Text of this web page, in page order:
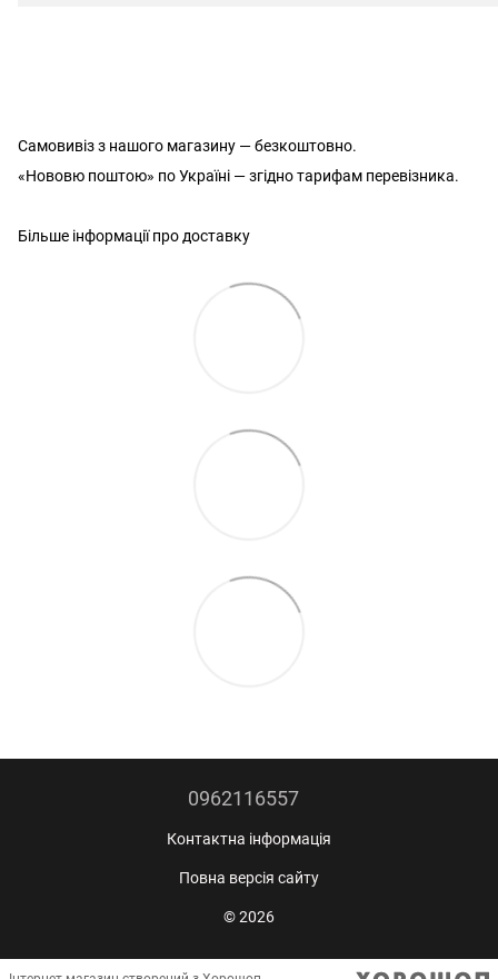
Самовивіз з нашого магазину — безкоштовно.
«Нововю поштою» по Україні — згідно тарифам перевізника.
Більше інформації про доставку
0962116557
Контактна інформація
Повна версія сайту
© 2026